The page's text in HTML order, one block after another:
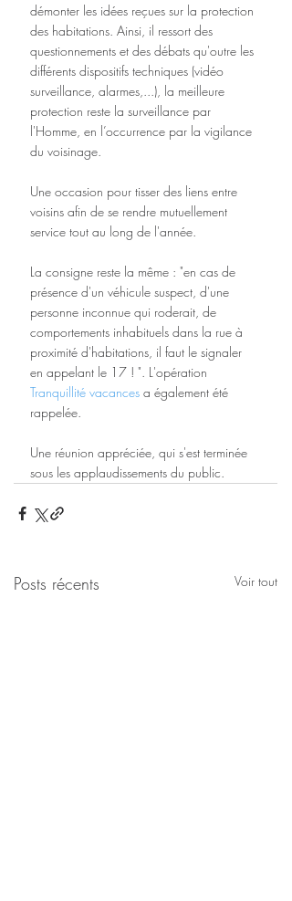
démonter les idées reçues sur la protection
des habitations. Ainsi, il ressort des
questionnements et des débats qu'outre les
différents dispositifs techniques (vidéo
surveillance, alarmes,...), la meilleure
protection reste la surveillance par
l'Homme, en l’occurrence par la vigilance
du voisinage.
Une occasion pour tisser des liens entre
voisins afin de se rendre mutuellement
service tout au long de l'année.
La consigne reste la même : "en cas de
présence d'un véhicule suspect, d'une
personne inconnue qui roderait, de
comportements inhabituels dans la rue à
proximité d'habitations, il faut le signaler
en appelant le 17 ! ". L'opération
Tranquillité vacances a également été
rappelée.
Une réunion appréciée, qui s'est terminée
sous les applaudissements du public.
Posts récents Voir tout